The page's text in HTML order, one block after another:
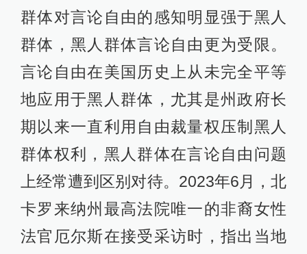
群体对言论自由的感知明显强于黑人
群体，黑人群体言论自由更为受限。
言论自由在美国历史上从未完全平等
地应用于黑人群体，尤其是州政府长
期以来一直利用自由裁量权压制黑人
群体权利，黑人群体在言论自由问题
上经常遭到区别对待。2023年6月，北
卡罗来纳州最高法院唯一的非裔女性
法官厄尔斯在接受采访时，指出当地